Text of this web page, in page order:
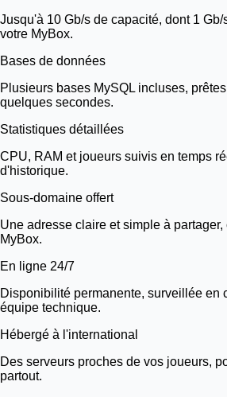
Jusqu'à 10 Gb/s de capacité, dont 1
votre MyBox.
Bases de données
Plusieurs bases MySQL incluses,
quelques secondes.
Statistiques détaillées
CPU, RAM et joueurs suivis en temps
d'historique.
Sous-domaine offert
Une adresse claire et simple à
MyBox.
En ligne 24/7
Disponibilité permanente, surveillée en
équipe technique.
Hébergé à l'international
Des serveurs proches de vos joueurs,
partout.